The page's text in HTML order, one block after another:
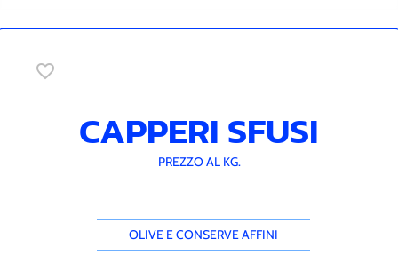
favorite_border
CAPPERI SFUSI
PREZZO AL KG.
OLIVE E CONSERVE AFFINI